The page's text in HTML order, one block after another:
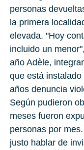
personas
la primera
elevada. "Hoy
incluido un
año Adèle,
que está
años denuncia
Según pudieron
meses fueron
personas por
justo hablar de